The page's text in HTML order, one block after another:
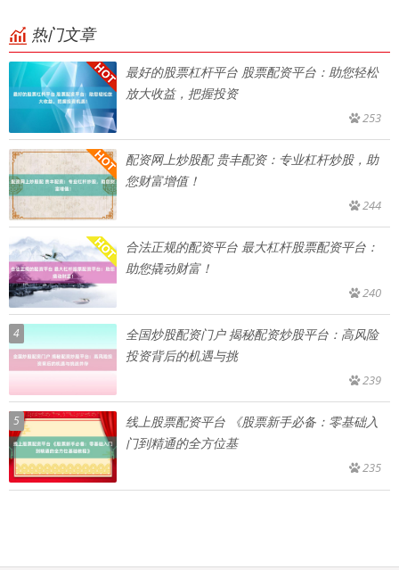
热门文章
最好的股票杠杆平台 股票配资平台：助您轻松
放大收益，把握投资
253
配资网上炒股配 贵丰配资：专业杠杆炒股，助
您财富增值！
244
合法正规的配资平台 最大杠杆股票配资平台：
助您撬动财富！
240
4
全国炒股配资门户 揭秘配资炒股平台：高风险
投资背后的机遇与挑
239
5
线上股票配资平台 《股票新手必备：零基础入
门到精通的全方位基
235